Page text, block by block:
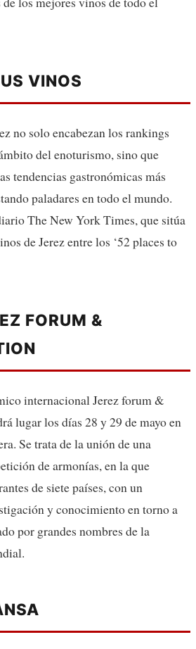
VINOS
no solo encabezan los rankings
del enoturismo, sino que
tendencias gastronómicas más
paladares en todo el mundo.
The New York Times, que sitúa
de Jerez entre los ‘52 places to
FORUM &
internacional Jerez forum &
lugar los días 28 y 29 de mayo en
Se trata de la unión de una
de armonías, en la que
de siete países, con un
y conocimiento en torno a
por grandes nombres de la